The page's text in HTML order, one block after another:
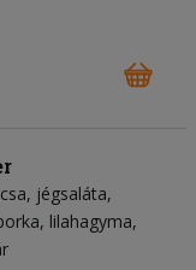
jégsaláta
lilahagyma